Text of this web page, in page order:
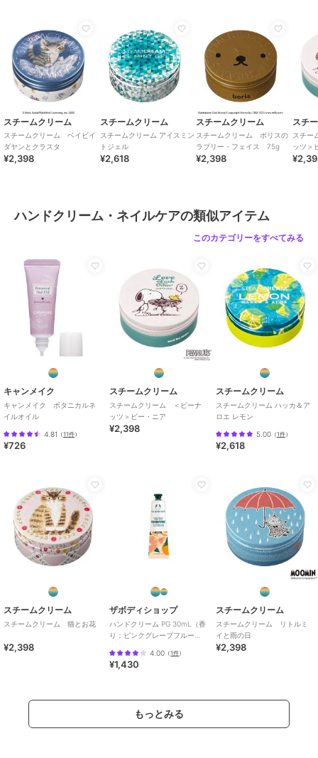
スチームクリーム
スチームクリーム ベイビイ
ダヤンとクラスタ
¥2,398
スチームクリーム
スチームクリーム アイスミン
トジェル
¥2,618
スチームクリーム
スチームクリーム ボリスの
ラブリー・フェイス 75g
¥2,398
スチ
スチー
ッツ＞
ハンドクリーム・ネイルケアの類似アイテム
このカテゴリーをすべてみる
キャンメイク
キャンメイク ボタニカルネ
イルオイル
4.81 （11件）
¥726
スチームクリーム
スチームクリーム ＜ピーナ
ッツ＞ビー・ニア
¥2,398
スチームクリーム
スチームクリーム ハッカ＆ア
ロエ レモン
5.00（1件）
¥2,618
スチームクリーム
スチームクリーム 猫とお花
¥2,398
ザボディショップ
ハンドクリーム PG 30mL（香
り：ピンクグレープフルー
4.00 （1件）
¥1,430
スチームクリーム
スチームクリーム リトルミ
イと雨の日
¥2,398
もっとみる